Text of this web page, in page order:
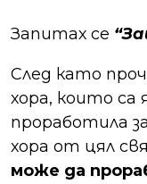
Запитах се
След като
хора, които
проработила
хора от цял
може да